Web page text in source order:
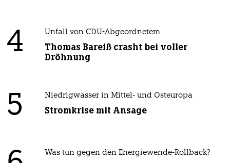
4 Unfall von CDU-Abgeordnetem
Thomas Bareiß crasht bei voller
Dröhnung
5 Niedrigwasser in Mittel- und Osteuropa
Stromkrise mit Ansage
Was tun gegen den Energiewende-Rollback?